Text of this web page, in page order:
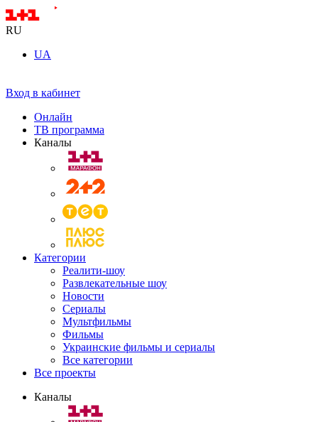
RU
UA
Вход в кабинет
Онлайн
ТВ программа
Каналы
Категории
Реалити-шоу
Развлекательные шоу
Новости
Сериалы
Мультфильмы
Фильмы
Украинские фильмы и сериалы
Все категории
Все проекты
Каналы